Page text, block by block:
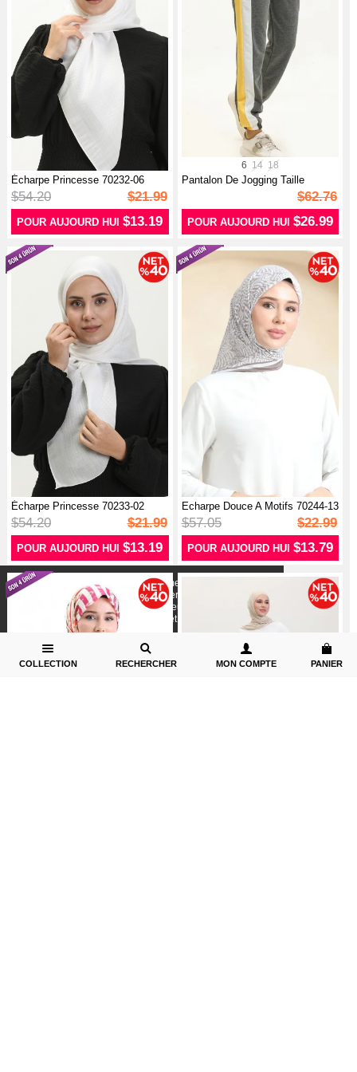
Nous utilisons des cookies conformément aux
réglementations légales pour améliorer votre expérience
d`achat. Des informations détaillées peuvent être consultées
sur notre page,Politique de cookies et confidentialité.
COLLECTION RECHERCHER MON COMPTE PANIER
Écharpe Princesse 70232-06
Ecru
$54.20 $21.99
POUR AUJOURD HUI$13.19
6 14 18
Pantalon De Jogging Taille
$62.76
POUR AUJOURD HUI $26.99
Écharpe Princesse 70233-02
Ecru
$54.20 $21.99
POUR AUJOURD HUI$13.19
Echarpe Douce A Motifs 70244-13
Ter...
$57.05 $22.99
POUR AUJOURD HUI $13.79